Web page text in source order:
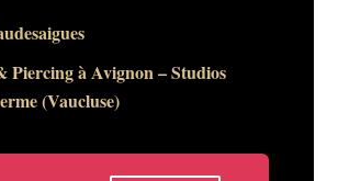
Piercing à Avignon – Studios
(Vaucluse)